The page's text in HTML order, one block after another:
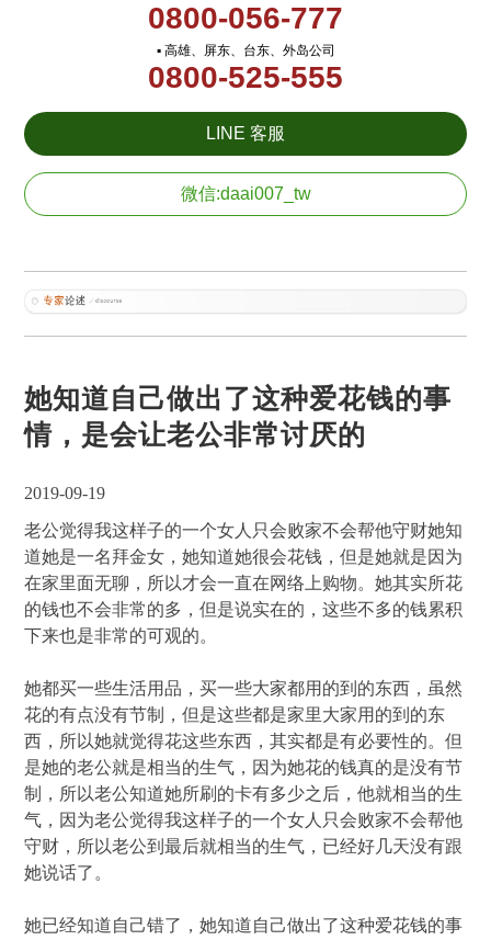
0800-056-777
▪ 高雄、屏东、台东、外岛公司
0800-525-555
LINE 客服
微信:daai007_tw
她知道自己做出了这种爱花钱的事
情，是会让老公非常讨厌的
2019-09-19
老公觉得我这样子的一个女人只会败家不会帮他守财她知
道她是一名拜金女，她知道她很会花钱，但是她就是因为
在家里面无聊，所以才会一直在网络上购物。她其实所花
的钱也不会非常的多，但是说实在的，这些不多的钱累积
下来也是非常的可观的。
她都买一些生活用品，买一些大家都用的到的东西，虽然
花的有点没有节制，但是这些都是家里大家用的到的东
西，所以她就觉得花这些东西，其实都是有必要性的。但
是她的老公就是相当的生气，因为她花的钱真的是没有节
制，所以老公知道她所刷的卡有多少之后，他就相当的生
气，因为老公觉得我这样子的一个女人只会败家不会帮他
守财，所以老公到最后就相当的生气，已经好几天没有跟
她说话了。
她已经知道自己错了，她知道自己做出了这种爱花钱的事